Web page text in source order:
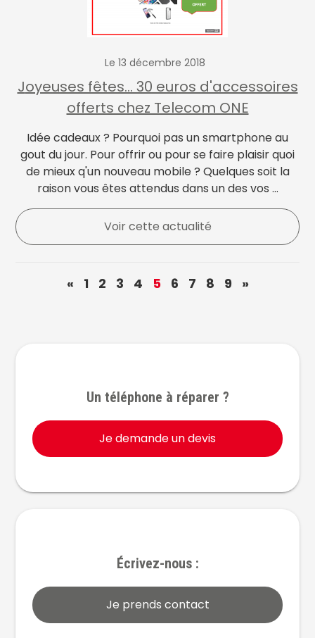
Le 13 décembre 2018
Joyeuses fêtes... 30 euros d'accessoires
offerts chez Telecom ONE
Idée cadeaux ? Pourquoi pas un smartphone au
gout du jour. Pour offrir ou pour se faire plaisir quoi
de mieux q'un nouveau mobile ? Quelques soit la
raison vous êtes attendus dans un des vos ...
Voir cette actualité
« 1 2 3 4 5 6 7 8 9 »
Un téléphone à réparer ?
Je demande un devis
Écrivez-nous :
Je prends contact